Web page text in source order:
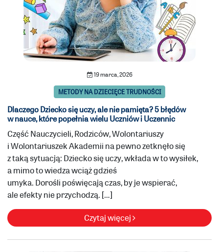
19 marca, 2026
METODY NA DZIECIĘCE TRUDNOŚCI
Dlaczego Dziecko się uczy, ale nie pamięta? 5 błędów
w nauce, które popełnia wielu Uczniów i Uczennic
Część Nauczycieli, Rodziców, Wolontariuszy
i Wolontariuszek Akademii na pewno zetknęło się
z taką sytuacją: Dziecko się uczy, wkłada w to wysiłek,
a mimo to wiedza wciąż gdzieś
umyka. Dorośli poświęcają czas, by je wspierać,
ale efekty nie przychodzą. […]
Czytaj więcej